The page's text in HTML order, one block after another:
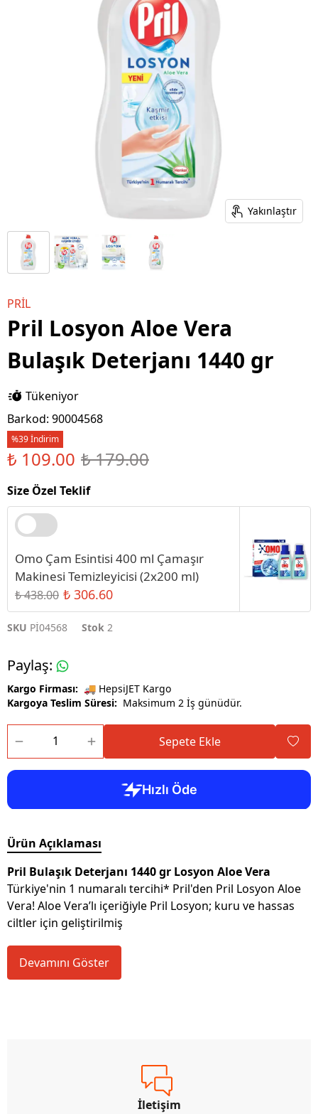
Yakınlaştır
PRİL
Pril Losyon Aloe Vera
Bulaşık Deterjanı 1440 gr
Tükeniyor
Barkod: 90004568
%39 İndirim
₺ 109.00 ₺ 179.00
Size Özel Teklif
Omo Çam Esintisi 400 ml Çamaşır
Makinesi Temizleyicisi (2x200 ml)
₺ 438.00 ₺ 306.60
SKU Pİ04568 Stok 2
Paylaş:
Kargo Firması: 🚚 HepsiJET Kargo
Kargoya Teslim Süresi: Maksimum 2 İş günüdür.
Sepete Ekle
Ürün Açıklaması
Pril Bulaşık Deterjanı 1440 gr Losyon Aloe Vera
Türkiye'nin 1 numaralı tercihi* Pril'den Pril Losyon Aloe
Vera! Aloe Vera’lı içeriğiyle Pril Losyon; kuru ve hassas
ciltler için geliştirilmiş
Devamını Göster
İletişim